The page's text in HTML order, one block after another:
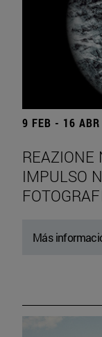
9 FEB - 16 ABR
REAZIONE
IMPULSO
Más